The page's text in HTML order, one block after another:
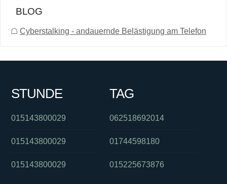
BLOG
☖ Cyberstalking - andauernde Belästigung am Telefon
STUNDE
015143800029
015143800029
015143800029
TAG
062518692014
01744598180
015225673876